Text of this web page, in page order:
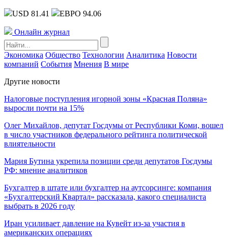
USD 81.41 ЕВРО 94.06
Онлайн журнал
Экономика Общество Технологии Аналитика Новости
компаний События Мнения В мире
Другие новости
Налоговые поступления игорной зоны «Красная Поляна»
выросли почти на 15%
Олег Михайлов, депутат Госдумы от Республики Коми, вошел
в число участников федерального рейтинга политической
влиятельности
Мария Бутина укрепила позиции среди депутатов Госдумы
РФ: мнение аналитиков
Бухгалтер в штате или бухгалтер на аутсорсинге: компания
«Бухгалтерский Квартал» рассказала, какого специалиста
выбрать в 2026 году
Иран усиливает давление на Кувейт из-за участия в
американских операциях